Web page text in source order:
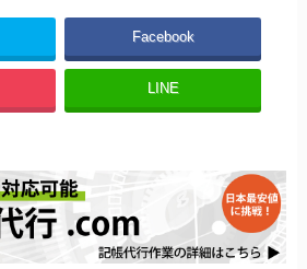
Facebook
LINE